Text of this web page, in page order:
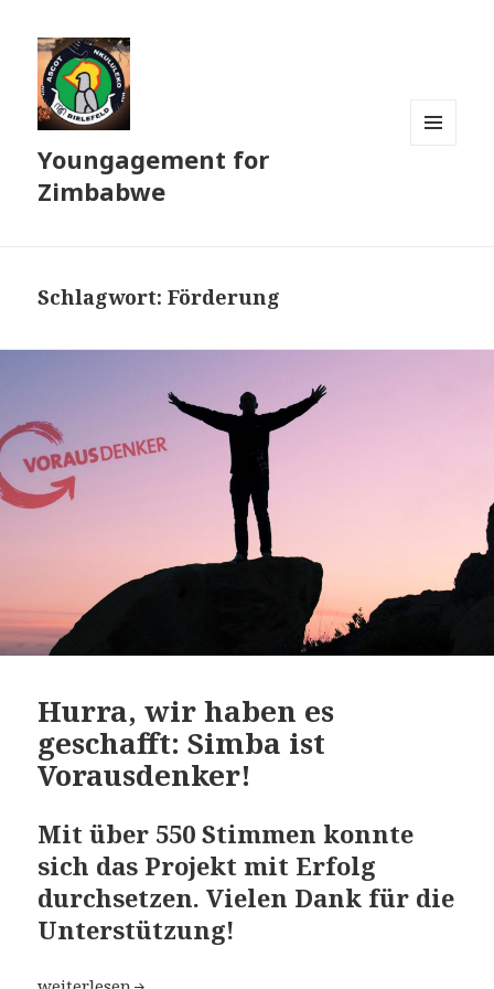
Youngagement for
Zimbabwe
Schlagwort:Förderung
Hurra, wir haben es
geschafft: Simba ist
Vorausdenker!
Mit über 550 Stimmen konnte
sich das Projekt mit Erfolg
durchsetzen.Vielen Dank für die
Unterstützung!
Hurra, wir haben es geschafft: Simba ist Vorausdenker!